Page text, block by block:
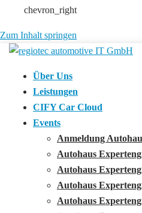
chevron_right
Zum Inhalt springen
Über Uns
Leistungen
CIFY Car Cloud
Events
Anmeldung
Autohaus
Autohaus
Autohaus
Autohaus